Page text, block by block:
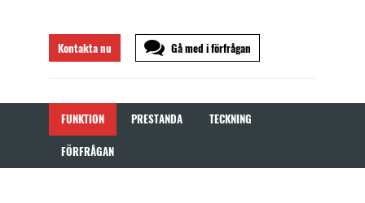
Kontakta nu Gå med i förfrågan
FUNKTION PRESTANDA TECKNING
FÖRFRÅGAN